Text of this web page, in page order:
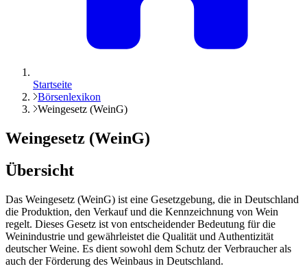
Startseite
Börsenlexikon
Weingesetz (WeinG)
Weingesetz (WeinG)
Übersicht
Das Weingesetz (WeinG) ist eine Gesetzgebung, die in Deutschland
die Produktion, den Verkauf und die Kennzeichnung von Wein
regelt. Dieses Gesetz ist von entscheidender Bedeutung für die
Weinindustrie und gewährleistet die Qualität und Authentizität
deutscher Weine. Es dient sowohl dem Schutz der Verbraucher als
auch der Förderung des Weinbaus in Deutschland.